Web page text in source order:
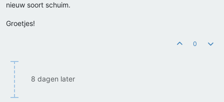
nieuw soort schuim.
Groetjes!
0
8 dagen later